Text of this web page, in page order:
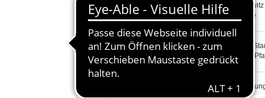
Dieter Melwitz
Frank Uhde
Teilnahmeberechtigung:
Prfg. 1-12:
Rheinland-
-